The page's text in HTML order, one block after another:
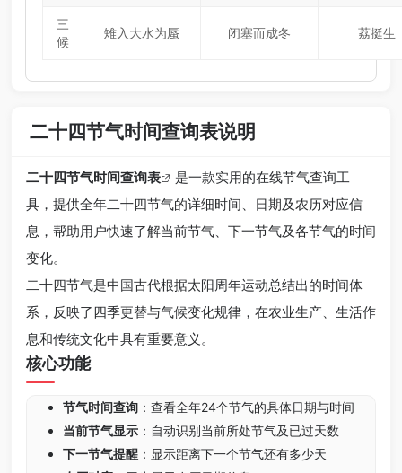
三
候
雉入大水为蜃 闭塞而成冬 荔挺生
二十四节气时间查询表说明
二十四节气时间查询表
是一款实用的在线节气查询工
具，提供全年二十四节气的详细时间、日期及农历对应信
息，帮助用户快速了解当前节气、下一节气及各节气的时间
变化。
二十四节气是中国古代根据太阳周年运动总结出的时间体
系，反映了四季更替与气候变化规律，在农业生产、生活作
息和传统文化中具有重要意义。
核心功能
节气时间查询 ：查看全年24个节气的具体日期与时间
当前节气显示 ：自动识别当前所处节气及已过天数
下一节气提醒 ：显示距离下一个节气还有多少天